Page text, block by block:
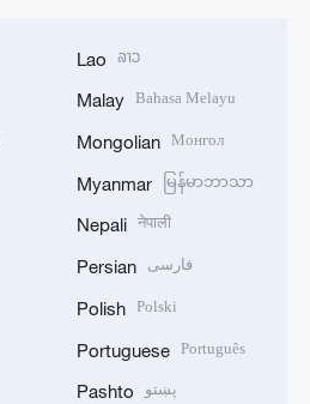
Lao ລາວ
Malay Bahasa Melayu
Mongolian Монгол
Myanmar မြန်မာဘာသာ
Nepali नेपाली
Persian فارسی
Polish Polski
Portuguese Português
Pashto پښتو